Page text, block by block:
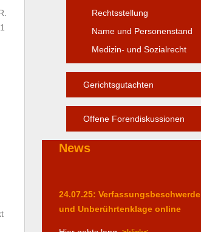
Rechtsstellung
Name und Personenstand
Medizin- und Sozialrecht
Gerichtsgutachten
Offene Forendiskussionen
News
24.07.25: Verfassungsbeschwerde
und Unberührtenklage online